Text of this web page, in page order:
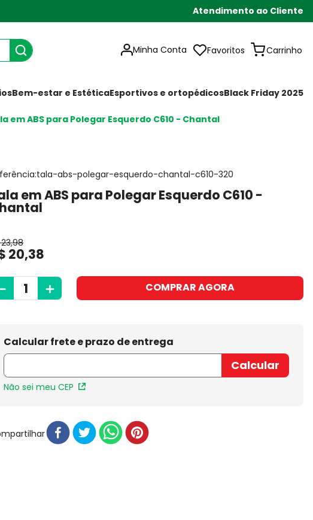
Atendimento ao Cliente
Minha Conta Favoritos
Bem-estar e EstéticaEsportivos e ortopédicosBlack Friday 2025
em ABS para Polegar Esquerdo C610 - Chantal
:tala-abs-polegar-esquerdo-chantal-c610-320
em ABS para Polegar Esquerdo C610 -
23,98
20,38
＋
COMPRAR AGORA
Não sei meu CEP